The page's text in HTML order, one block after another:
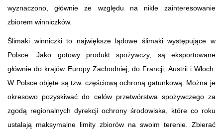
wyznaczono, głównie ze względu na nikłe zainteresowanie
zbiorem winniczków.
Ślimaki winniczki to największe lądowe ślimaki występujące w
Polsce. Jako gotowy produkt spożywczy, są eksportowane
głównie do krajów Europy Zachodniej, do Francji, Austrii i Włoch.
W Polsce objęte są tzw. częściową ochroną gatunkową. Można je
okresowo pozyskiwać do celów przetwórstwa spożywczego za
zgodą regionalnych dyrekcji ochrony środowiska, które co roku
ustalają maksymalne limity zbiorów na swoim terenie. Zbierać